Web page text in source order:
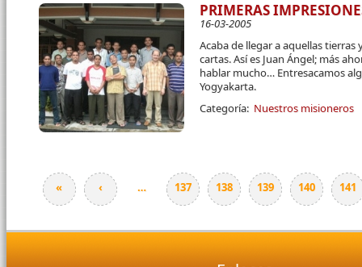
PRIMERAS
16-03-2005
Acaba de llegar a aquellas
cartas. Así es Juan Ángel; más
hablar mucho… Entresacamos
Yogyakarta.
Categoría: Nuestros misioneros
Páginas
« ‹ … 137 138 139 140 141